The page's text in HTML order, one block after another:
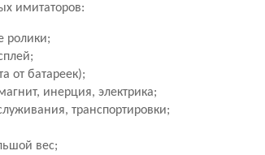
имитаторов:
ролики;
от батареек);
инерция, электрика;
транспортировки;
вес;